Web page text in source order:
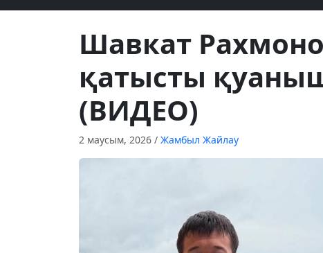
Шавкат
қатысты
(ВИДЕО)
2 маусым, 2026 / Жамбыл Жайлау